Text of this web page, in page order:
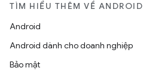
TÌM HIỂU THÊM VỀ ANDROID
Android
Android dành cho doanh nghiệp
Bảo mật